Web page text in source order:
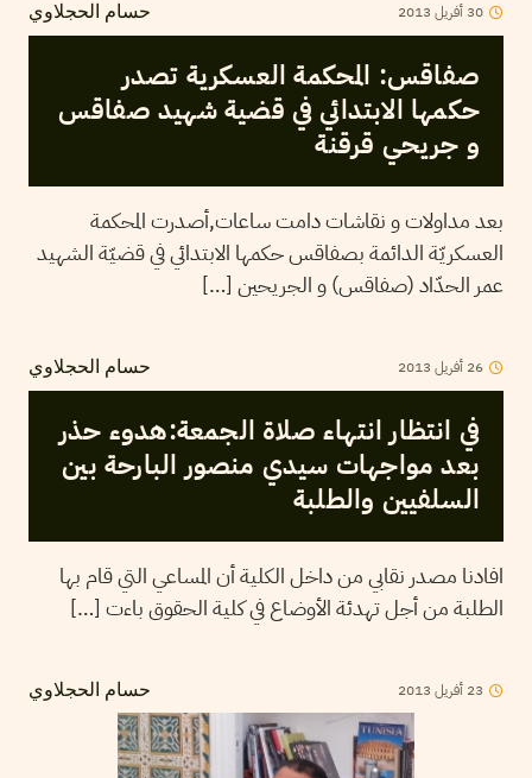
حسام الحجلاوي 30 أفريل 2013
صفاقس: المحكمة العسكرية تصدر
حكمها الابتدائي في قضية شهيد صفاقس
و جريحي قرقنة
بعد مداولات و نقاشات دامت ساعات,أصدرت المحكمة
العسكريّة الدائمة بصفاقس حكمها الابتدائي في قضيّة الشهيد
عمر الحدّاد (صفاقس) و الجريحين […]
حسام الحجلاوي 26 أفريل 2013
في انتظار انتهاء صلاة الجمعة:هدوء حذر
بعد مواجهات سيدي منصور البارحة بين
السلفيين والطلبة
افادنا مصدر نقابي من داخل الكلية أن المساعي التي قام بها
الطلبة من أجل تهدئة الأوضاع في كلية الحقوق باءت […]
حسام الحجلاوي 23 أفريل 2013